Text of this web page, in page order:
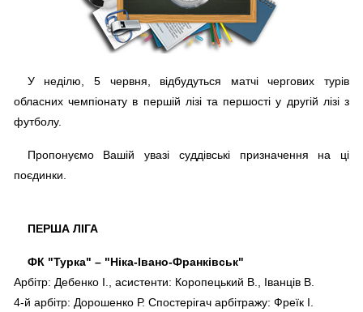
У неділю, 5 червня, відбудуться матчі чергових турів
обласних чемпіонату в першій лізі та першості у другій лізі з
футболу.
Пропонуємо Вашій увазі суддівські призначення на ці
поєдинки.
ПЕРША ЛІГА
ФК "Турка" – "Ніка-Івано-Франківськ"
Арбітр: Дебенко І., асистенти: Коропецький В., Іванців В.
4-й арбітр: Дорошенко Р. Спостерігач арбітражу: Фреїк І.